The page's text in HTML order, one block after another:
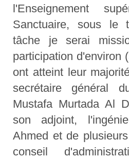
l'Enseignement
Sanctuaire, sous le
tâche je serai
participation d'environ
ont atteint leur
secrétaire général
Mustafa Murtada Al
son adjoint,
Ahmed et de
conseil